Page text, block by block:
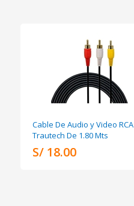
Cable De Audio y Video RCA
Trautech De 1.80 Mts
S/ 18.00